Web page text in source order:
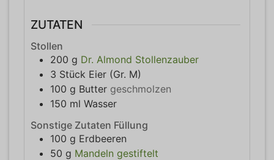
ZUTATEN
Stollen
200 g Dr. Almond Stollenzauber
3 Stück Eier (Gr. M)
100 g Butter geschmolzen
150 ml Wasser
Sonstige Zutaten Füllung
100 g Erdbeeren
50 g Mandeln gestiftelt